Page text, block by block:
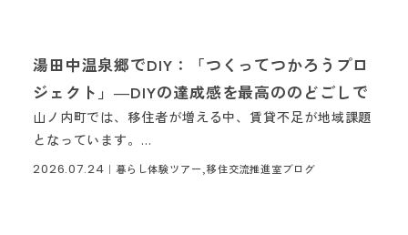
湯田中温泉郷でDIY：「つくってつかろうプロ
ジェクト」―DIYの達成感を最高ののどごしで
山ノ内町では、移住者が増える中、賃貸不足が地域課題
となっています。...
2026.07.24 ｜ 暮らし体験ツアー,移住交流推進室ブログ